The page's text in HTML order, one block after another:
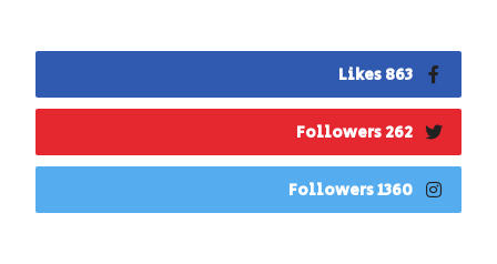
863 Likes
262 Followers
1360 Followers